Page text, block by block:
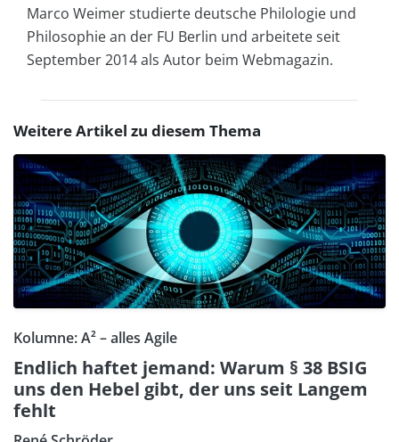
Marco Weimer studierte deutsche Philologie und
Philosophie an der FU Berlin und arbeitete seit
September 2014 als Autor beim Webmagazin.
Weitere Artikel zu diesem Thema
Kolumne: A² – alles Agile
Endlich haftet jemand: Warum § 38 BSIG
uns den Hebel gibt, der uns seit Langem
fehlt